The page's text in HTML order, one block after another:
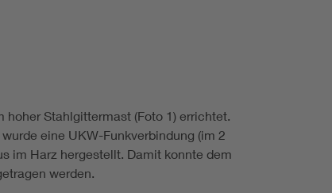
Stahlgittermast (Foto 1) errichtet.
eine UKW-Funkverbindung (im 2
im Harz hergestellt. Damit konnte dem
werden.